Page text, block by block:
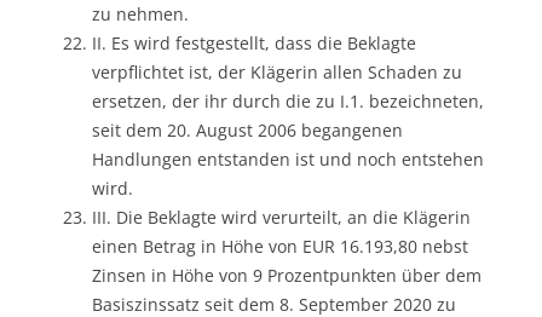
zu nehmen.
II. Es wird festgestellt, dass die Beklagte
verpflichtet ist, der Klägerin allen Schaden zu
ersetzen, der ihr durch die zu I.1. bezeichneten,
seit dem 20. August 2006 begangenen
Handlungen entstanden ist und noch entstehen
wird.
III. Die Beklagte wird verurteilt, an die Klägerin
einen Betrag in Höhe von EUR 16.193,80 nebst
Zinsen in Höhe von 9 Prozentpunkten über dem
Basiszinssatz seit dem 8. September 2020 zu